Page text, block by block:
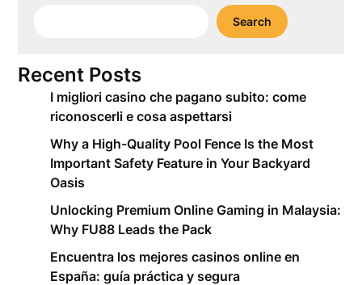
Search
Recent Posts
I migliori casino che pagano subito: come
riconoscerli e cosa aspettarsi
Why a High-Quality Pool Fence Is the Most
Important Safety Feature in Your Backyard
Oasis
Unlocking Premium Online Gaming in Malaysia:
Why FU88 Leads the Pack
Encuentra los mejores casinos online en
España: guía práctica y segura